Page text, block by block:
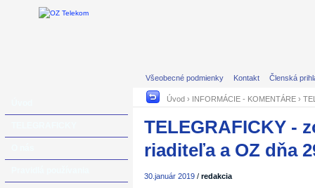
Všeobecné podmienky Kontakt Členská
Úvod › INFORMÁCIE - KOMENTÁRE ›
TELEGRAFICKY -
riaditeľa a OZ dňa
30.január 2019 / redakcia